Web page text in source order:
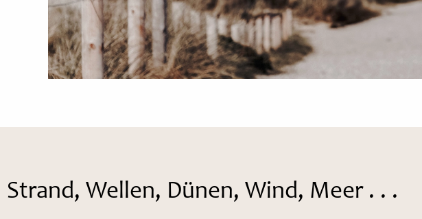
Strand, Wellen, Dünen, Wind, Meer . . .